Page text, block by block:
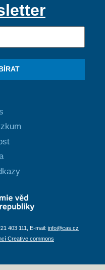
403 111, E-mail: info@cas.cz
Creative commons